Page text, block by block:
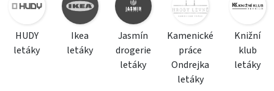
HUDY
letáky
Ikea
letáky
Jasmín
drogerie
letáky
Kamenické
práce
Ondrejka
letáky
Knižní
klub
letáky